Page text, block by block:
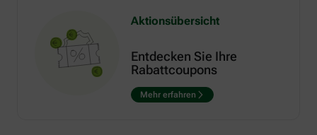
Aktionsübersicht
Entdecken Sie Ihre
Rabattcoupons
Mehr erfahren